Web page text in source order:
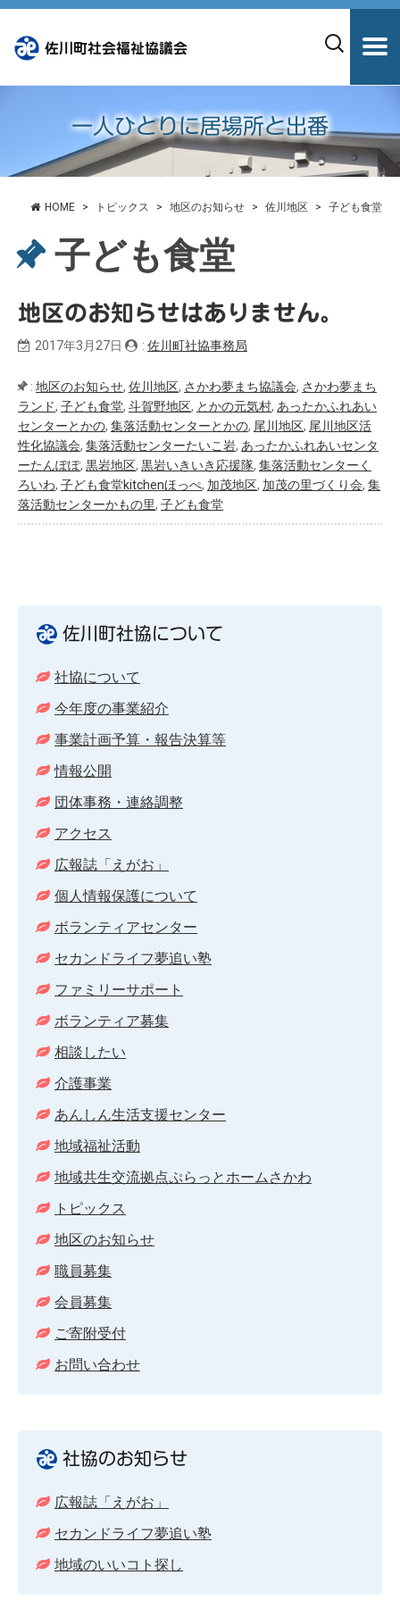
佐川町社会福祉協議会
一人ひとりに居場所と出番
HOME トピックス 地区のお知らせ 佐川地区 子ども食堂
子ども食堂
地区のお知らせはありません。
2017年3月27日 : 佐川町社協事務局
: 地区のお知らせ, 佐川地区, さかわ夢まち協議会, さかわ夢まち
ランド, 子ども食堂, 斗賀野地区, とかの元気村, あったかふれあい
センターとかの, 集落活動センターとかの, 尾川地区, 尾川地区活
性化協議会, 集落活動センターたいこ岩, あったかふれあいセンタ
ーたんぽぽ, 黒岩地区, 黒岩いきいき応援隊, 集落活動センターく
ろいわ, 子ども食堂kitchenほっぺ, 加茂地区, 加茂の里づくり会, 集
落活動センターかもの里, 子ども食堂
佐川町社協について
社協について
今年度の事業紹介
事業計画予算・報告決算等
情報公開
団体事務・連絡調整
アクセス
広報誌「えがお」
個人情報保護について
ボランティアセンター
セカンドライフ夢追い塾
ファミリーサポート
ボランティア募集
相談したい
介護事業
あんしん生活支援センター
地域福祉活動
地域共生交流拠点ぷらっとホームさかわ
トピックス
地区のお知らせ
職員募集
会員募集
ご寄附受付
お問い合わせ
社協のお知らせ
広報誌「えがお」
セカンドライフ夢追い塾
地域のいいコト探し